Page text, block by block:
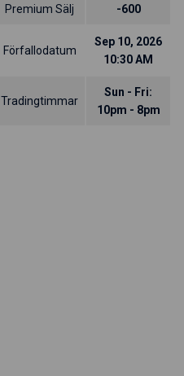
Premium Sälj -600
Förfallodatum
Sep 10, 2026
10:30 AM
Tradingtimmar
Sun - Fri:
10pm - 8pm